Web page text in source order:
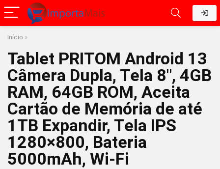
Início »
Tablet PRITOM Android 13
Câmera Dupla, Tela 8″, 4GB
RAM, 64GB ROM, Aceita
Cartão de Memória de até
1TB Expandir, Tela IPS
1280×800, Bateria
5000mAh, Wi-Fi